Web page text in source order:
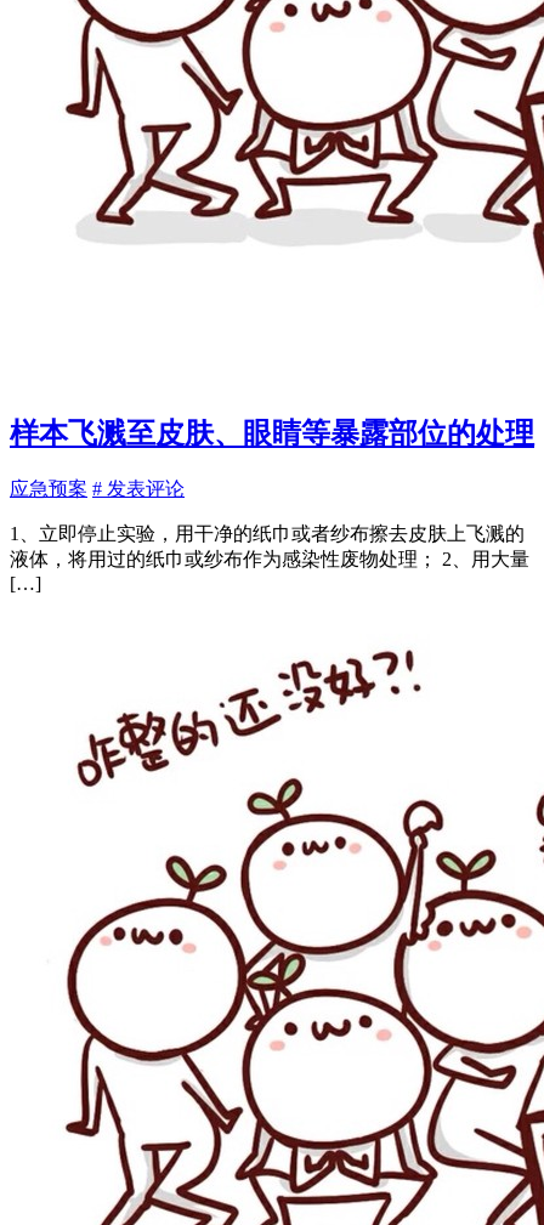
样本飞溅至皮肤、眼睛等暴露部位的处理
应急预案 # 发表评论
1、立即停止实验，用干净的纸巾或者纱布擦去皮肤上飞溅的
液体，将用过的纸巾或纱布作为感染性废物处理； 2、用大量
[…]